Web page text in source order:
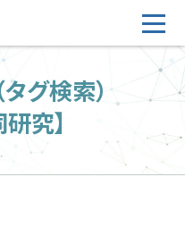
グ検索）
究】